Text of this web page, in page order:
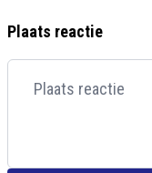
Plaats reactie